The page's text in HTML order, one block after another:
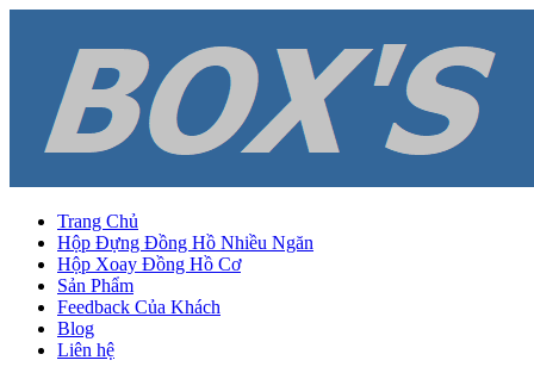
Trang Chủ
Hộp Đựng Đồng Hồ Nhiều Ngăn
Hộp Xoay Đồng Hồ Cơ
Sản Phẩm
Feedback Của Khách
Blog
Liên hệ